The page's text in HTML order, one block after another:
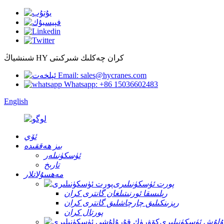
شىنشياڭ HY كران چەكلىك شىركىتى
Email: sales@hycranes.com
Whatsapp: +86 15036602483
English
ئۆي
بىز ھەققىدە
ئۈسكۈنىلەر
تارىخ
مەھسۇلاتلار
پورت ئۈسكۈنىلىرى
رېلىسقا ئورنىتىلغان گانترى كران
رېزىنكىلىق چارچاشلىق گانترى كران
پورتال كران
ئۈسكۈنىلىرى